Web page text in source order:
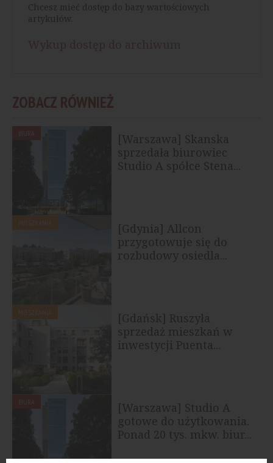
Chcesz mieć dostęp do bazy wartościowych
artykułów.
ZOBACZ RÓWNIEŻ
[Warszawa] Skanska
sprzedała biurowiec
Studio A spółce Stena...
[Gdynia] Allcon
przygotowuje się do
rozbudowy osiedla...
[Gdańsk] Ruszyła
sprzedaż mieszkań w
inwestycji Puenta...
[Warszawa] Studio A
gotowe do użytkowania.
Ponad 20 tys. mkw. biur...